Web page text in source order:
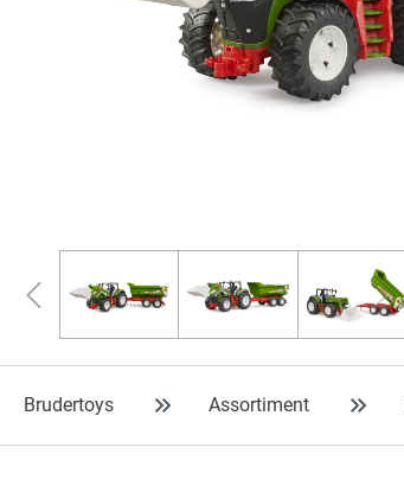
Brudertoys Assortiment